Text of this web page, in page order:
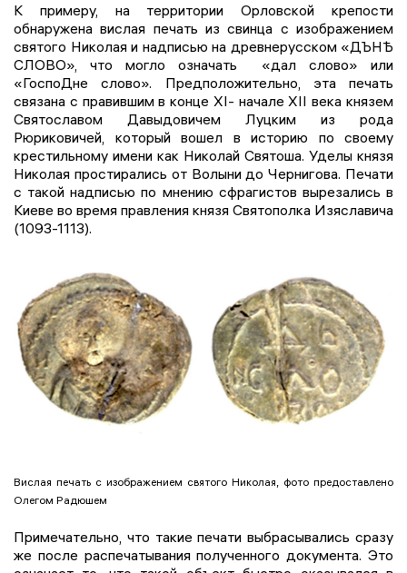
К примеру, на территории Орловской крепости
обнаружена вислая печать из свинца с изображением
святого Николая и надписью на древнерусском «ДЪНѢ
СЛОВО», что могло означать «дал слово» или
«ГоспоДне слово». Предположительно, эта печать
связана с правившим в конце XI- начале XII века князем
Святославом Давыдовичем Луцким из рода
Рюриковичей, который вошел в историю по своему
крестильному имени как Николай Святоша. Уделы князя
Николая простирались от Волыни до Чернигова. Печати
с такой надписью по мнению сфрагистов вырезались в
Киеве во время правления князя Святополка Изяславича
(1093-1113).
Вислая печать с изображением святого Николая, фото предоставлено
Олегом Радюшем
Примечательно, что такие печати выбрасывались сразу
же после распечатывания полученного документа. Это